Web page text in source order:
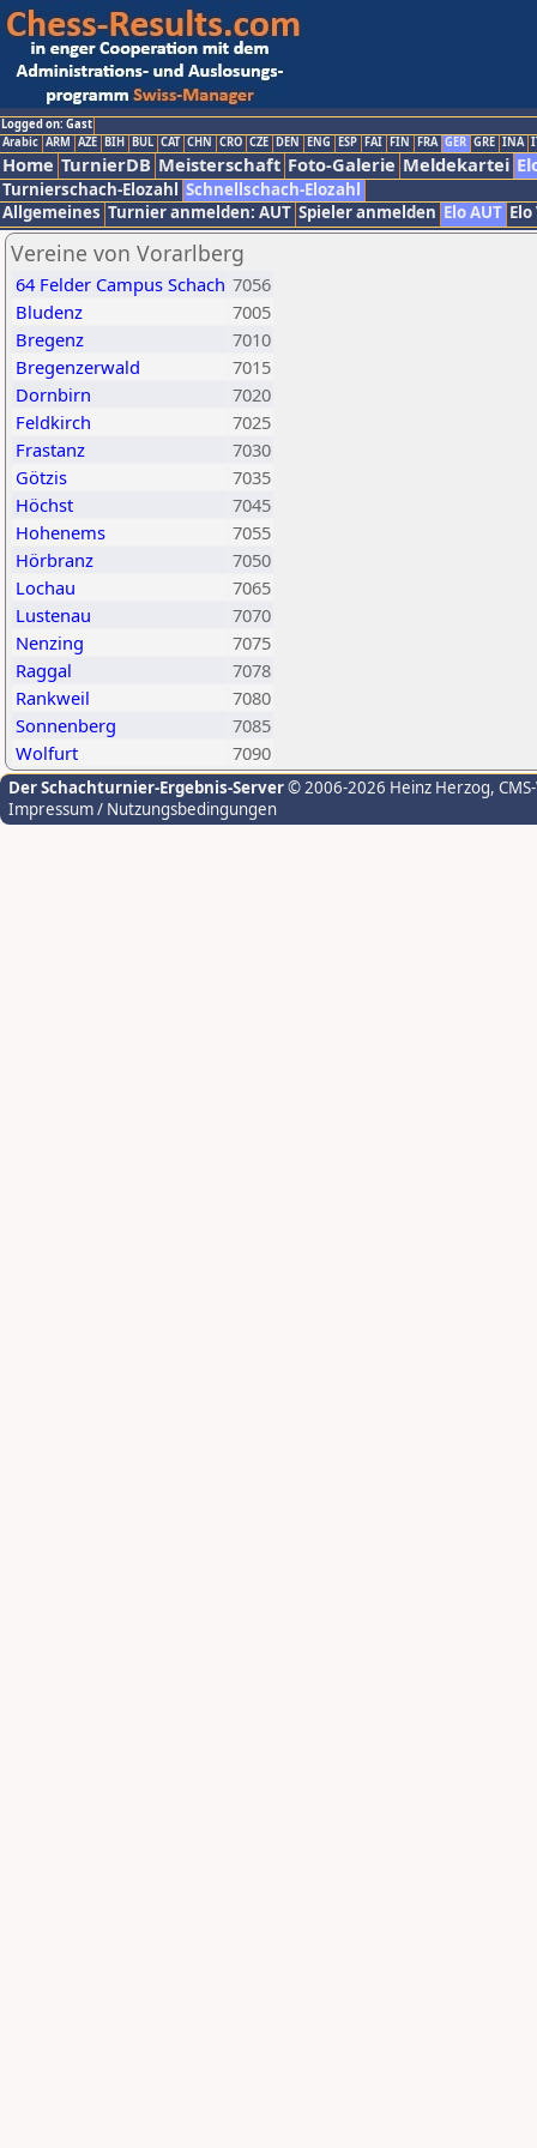
Logged on: Gast
Arabic ARM AZE BIH BUL CAT CHN CRO CZE DEN ENG ESP FAI FIN FRA GER GRE INA
Home TurnierDB Meisterschaft Foto-Galerie Meldekartei
Turnierschach-Elozahl Schnellschach-Elozahl
Allgemeines Turnier anmelden: AUT Spieler anmelden Elo AUT
Vereine von Vorarlberg
64 Felder Campus Schach 7056
Bludenz
7005
Bregenz
7010
Bregenzerwald
7015
Dornbirn
7020
Feldkirch
7025
Frastanz
7030
Götzis
7035
Höchst
7045
Hohenems
7055
Hörbranz
7050
Lochau
7065
Lustenau
7070
Nenzing
7075
Raggal
7078
Rankweil
7080
Sonnenberg
7085
Wolfurt
7090
Der Schachturnier-Ergebnis-Server© 2006-2026 Heinz Herzog,
Impressum / Nutzungsbedingungen